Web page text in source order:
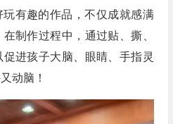
有趣的作品，不仅成就感满
制作过程中，通过贴、撕、
进孩子大脑、眼睛、手指灵
动脑！